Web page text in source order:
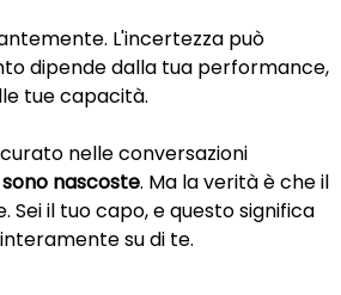
L'incertezza può
dipende dalla tua performance,
tue capacità.
nelle conversazioni
nascoste. Ma la verità è che il
Sei il tuo capo, e questo significa
su di te.